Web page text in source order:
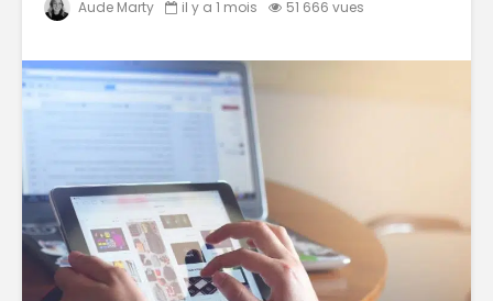
Aude Marty il y a 1 mois 51 666 vues